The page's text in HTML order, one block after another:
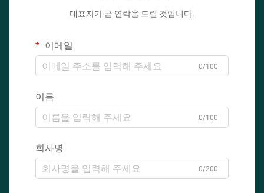
대표자가 곧 연락을 드릴 것입니다.
이메일
0/100
이름
0/100
회사명
0/200